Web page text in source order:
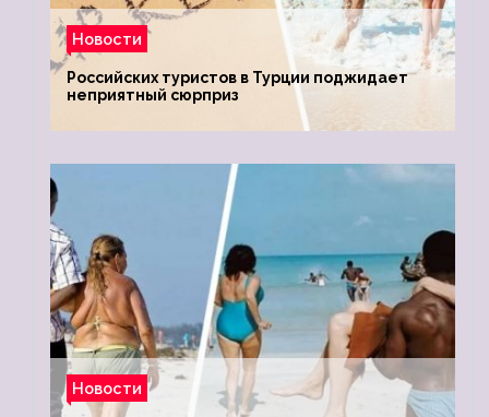
Новости
Российских туристов в Турции поджидает
неприятный сюрприз
Новости